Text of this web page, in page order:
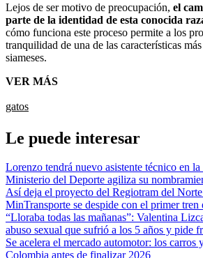
Lejos de ser motivo de preocupación, el
parte de la identidad de esta conocida
cómo funciona este proceso permite a los
tranquilidad de una de las características
siameses.
VER MÁS
gatos
Le puede interesar
Lorenzo tendrá nuevo asistente técnico en
Ministerio del Deporte agiliza su
Así deja el proyecto del Regiotram del
MinTransporte se despide con el primer
“Lloraba todas las mañanas”: Valentina
abuso sexual que sufrió a los 5 años y pide
Se acelera el mercado automotor: los carros
Colombia antes de finalizar 2026